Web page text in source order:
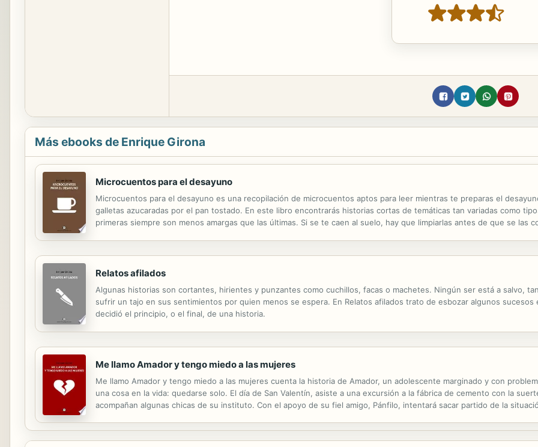
Más ebooks de Enrique Girona
Microcuentos para el desayuno
Microcuentos para el desayuno es una recopilación de microcuentos aptos para leer mientras te preparas el
galletas azucaradas por el pan tostado. En este libro encontrarás historias cortas de temáticas tan variadas como
primeras siempre son menos amargas que las últimas. Si se te caen al suelo, hay que limpiarlas antes de que se las
Relatos afilados
Algunas historias son cortantes, hirientes y punzantes como cuchillos, facas o machetes. Ningún ser está a salvo,
sufrir un tajo en sus sentimientos por quien menos se espera. En Relatos afilados trato de esbozar algunos
decidió el principio, o el final, de una historia.
Me llamo Amador y tengo miedo a las mujeres
Me llamo Amador y tengo miedo a las mujeres cuenta la historia de Amador, un adolescente marginado y con
una cosa en la vida: quedarse solo. El día de San Valentín, asiste a una excursión a la fábrica de cemento con la
acompañan algunas chicas de su instituto. Con el apoyo de su fiel amigo, Pánfilo, intentará sacar partido de la